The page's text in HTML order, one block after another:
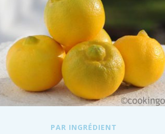
PAR INGRÉDIENT